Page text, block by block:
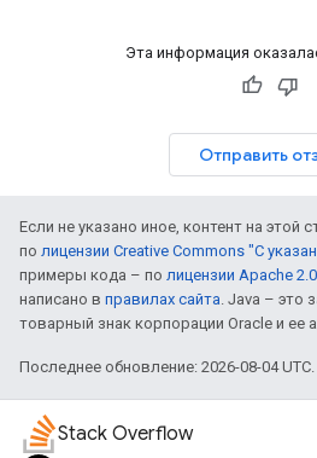
Эта информация
Отправить
Если не указано иное, контент на этой
по лицензии Creative Commons "С
примеры кода – по лицензии Apache 2.0
написано в правилах сайта . Java – это
товарный знак корпорации Oracle и ее
Последнее обновление: 2026-08-04 UTC.
Stack Overflow